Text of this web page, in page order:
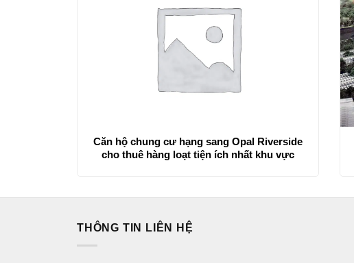
Căn hộ chung cư hạng sang Opal Riverside
cho thuê hàng loạt tiện ích nhất khu vực
THÔNG TIN LIÊN HỆ